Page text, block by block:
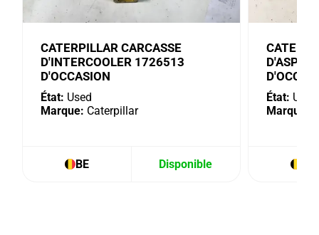
CATERPILLAR CARCASSE
D'INTERCOOLER 1726513
D'OCCASION
État: Used
Marque: Caterpillar
BE Disponible
État: Used
Marque: